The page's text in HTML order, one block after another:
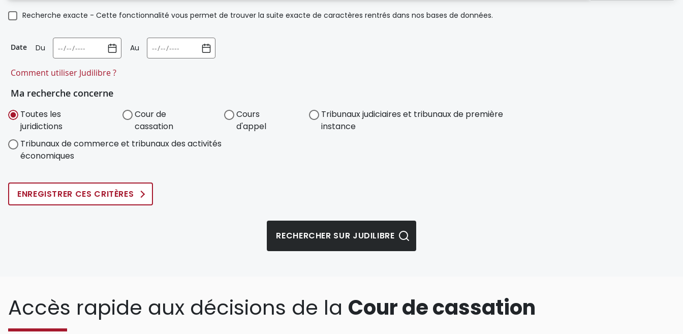
Recherche exacte - Cette fonctionnalité vous permet de trouver la suite exacte de caractères rentrés dans nos bases de données.
Date Du Au
Comment utiliser Judilibre ?
Ma recherche concerne
Toutes les
juridictions
Cour de
cassation
Cours
d'appel
Tribunaux judiciaires et tribunaux de première
instance
Tribunaux de commerce et tribunaux des activités
économiques
ENREGISTRER CES CRITÈRES
Accès rapide aux décisions de la Cour de cassation